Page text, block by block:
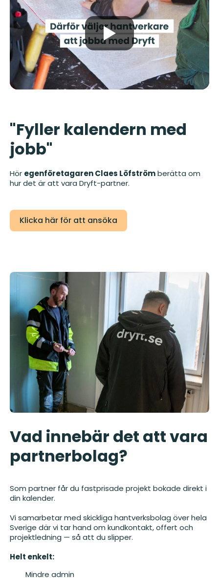
"Fyller kalendern med
jobb"
Hör egenföretagaren Claes Löfströmberätta om
hur det är att vara Dryft-partner.
Klicka här för att ansöka
Vad innebär det att vara
partnerbolag?
Som partner får du fastprisade projekt bokade direkt i
din kalender.
Vi samarbetar med skickliga hantverksbolag över hela
Sverige där vi tar hand om kundkontakt, offert och
projektledning — så att du slipper.
Helt enkelt:
Mindre admin